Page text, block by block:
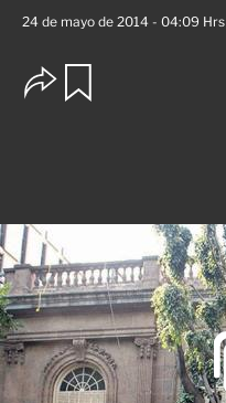
24 de mayo de 2014 - 04:09 Hrs
O
p
s
e
c
o
m
p
a
r